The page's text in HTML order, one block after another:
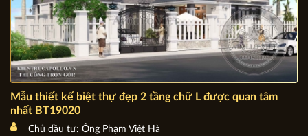
Mẫu thiết kế biệt thự đẹp 2 tầng chữ L được quan tâm
nhất BT19020
Chủ đầu tư: Ông Phạm Việt Hà